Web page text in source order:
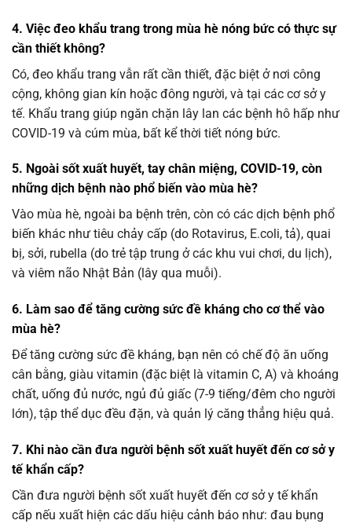
4. Việc đeo khẩu trang trong mùa hè nóng bức có thực sự
cần thiết không?
Có, đeo khẩu trang vẫn rất cần thiết, đặc biệt ở nơi công
cộng, không gian kín hoặc đông người, và tại các cơ sở y
tế. Khẩu trang giúp ngăn chặn lây lan các bệnh hô hấp như
COVID-19 và cúm mùa, bất kể thời tiết nóng bức.
5. Ngoài sốt xuất huyết, tay chân miệng, COVID-19, còn
những dịch bệnh nào phổ biến vào mùa hè?
Vào mùa hè, ngoài ba bệnh trên, còn có các dịch bệnh phổ
biến khác như tiêu chảy cấp (do Rotavirus, E.coli, tả), quai
bị, sởi, rubella (do trẻ tập trung ở các khu vui chơi, du lịch),
và viêm não Nhật Bản (lây qua muỗi).
6. Làm sao để tăng cường sức đề kháng cho cơ thể vào
mùa hè?
Để tăng cường sức đề kháng, bạn nên có chế độ ăn uống
cân bằng, giàu vitamin (đặc biệt là vitamin C, A) và khoáng
chất, uống đủ nước, ngủ đủ giấc (7-9 tiếng/đêm cho người
lớn), tập thể dục đều đặn, và quản lý căng thẳng hiệu quả.
7. Khi nào cần đưa người bệnh sốt xuất huyết đến cơ sở y
tế khẩn cấp?
Cần đưa người bệnh sốt xuất huyết đến cơ sở y tế khẩn
cấp nếu xuất hiện các dấu hiệu cảnh báo như: đau bụng